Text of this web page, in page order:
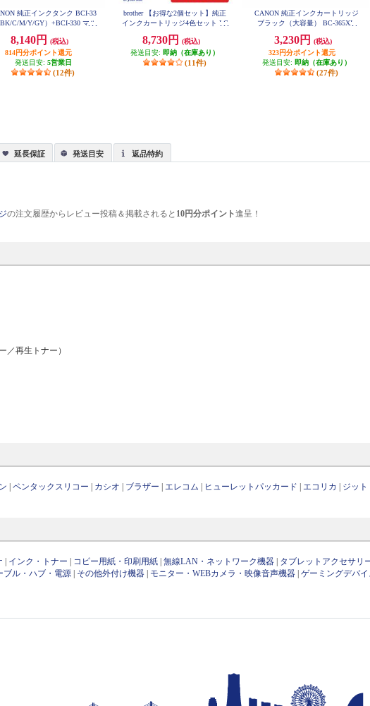
純正インクタンク BCI-33
C/M/Y/GY）+BCI-330 マル
8,140円
(税込)
814円分ポイント還元
発送目安: 5営業日
(12件)
brother 【お得な2個セット】純正
インクカートリッジ4色セット LC
8,730円
(税込)
発送目安: 即納（在庫あり）
(11件)
CANON 純正インクカートリッジ
ブラック（大容量） BC-365XL
3,230円
(税込)
323円分ポイント還元
発送目安: 即納（在庫あり）
(27件)
延長保証 発送目安 返品特約
の注文履歴からレビュー投稿＆掲載されると 10円分ポイント進呈！
再生トナー）
|ペンタックスリコー カシオ ブラザー エレコム ヒューレットパッカード エコリカ ジット
インク・トナー コピー用紙・印刷用紙 |無線LAN・ネットワーク機器 タブレットアクセサリ
ブル・ハブ・電源 その他外付け機器 モニター・WEBカメラ・映像音声機器 |ゲーミングデバイ